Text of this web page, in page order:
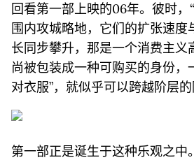
回看第一部上映的06年。彼时，
围内攻城略地，它们的扩张速度
长同步攀升，那是一个消费主义
尚被包装成一种可购买的身份，
对衣服”，就似乎可以跨越阶层的
第一部正是诞生于这种乐观之中